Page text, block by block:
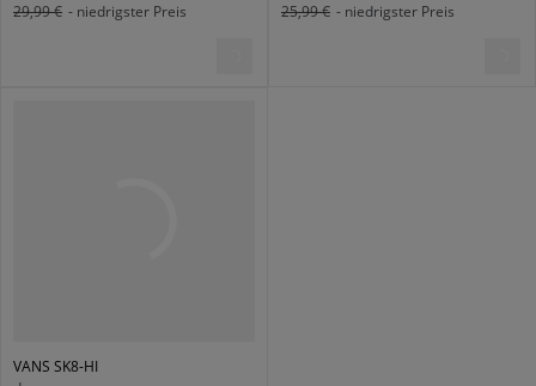
29,99 € - niedrigster Preis
25,99 € - niedrigster Preis
VANS SK8-HI